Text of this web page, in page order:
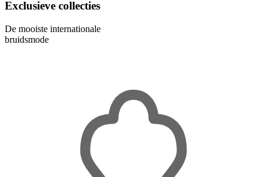
Exclusieve collecties
De mooiste internationale
bruidsmode